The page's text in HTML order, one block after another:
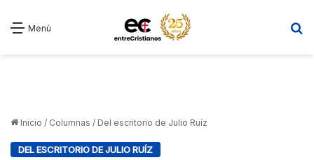
Menú
Inicio / Columnas / Del escritorio de Julio Ruíz
DEL ESCRITORIO DE JULIO RUÍZ